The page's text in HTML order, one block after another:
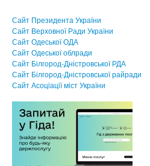
Сайт Президента України
Сайт Верховної Ради України
Сайт Одеської ОДА
Сайт Одеської облради
Сайт Білгород-Дністровської РДА
Сайт Білгород-Дністровської райради
Сайт Асоцiацiї мiст України